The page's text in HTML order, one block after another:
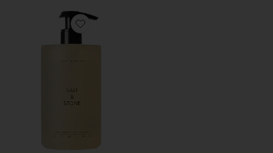
Favorite SANTAL & VETIVER 바디 워시